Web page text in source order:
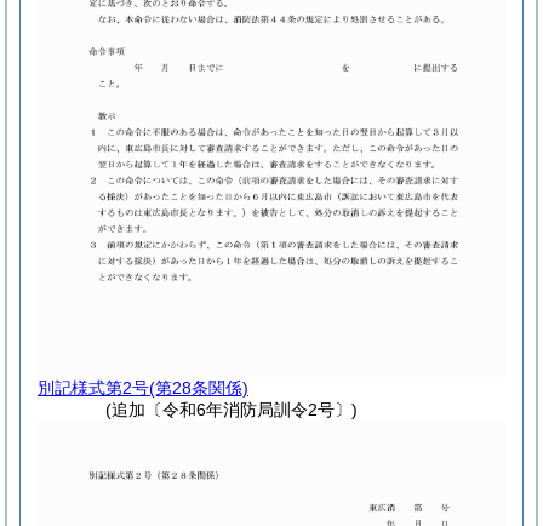
別記様式第2号(第28条関係)
(追加〔令和6年消防局訓令2号〕)